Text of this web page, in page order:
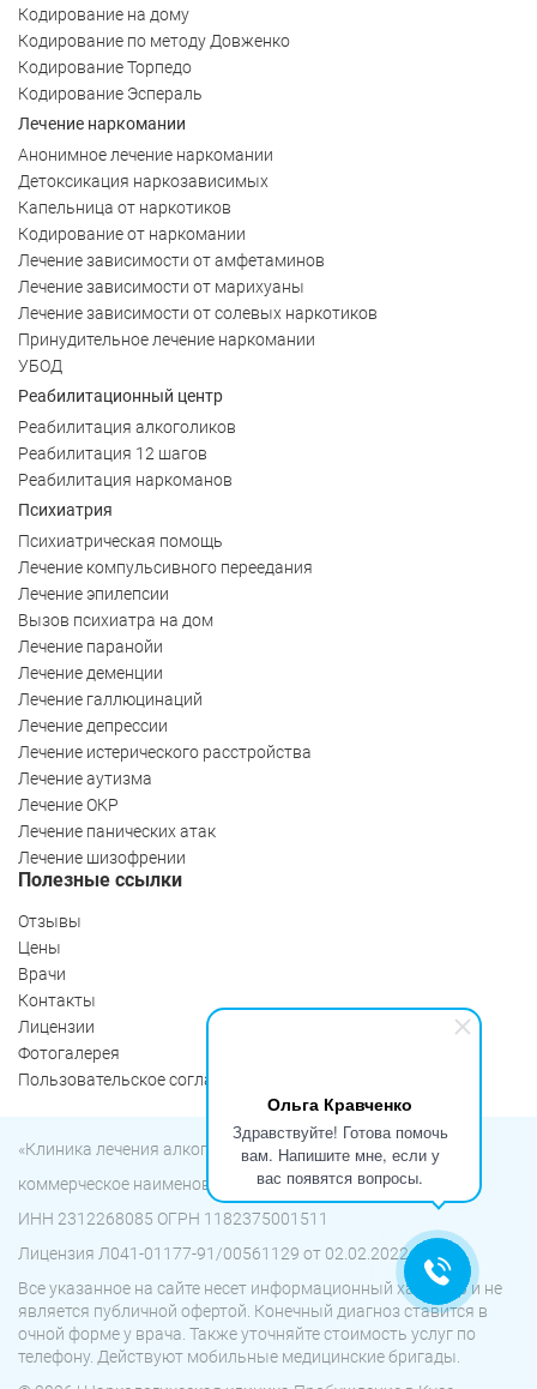
Ольга Кравченко
Здравствуйте! Готова помочь
вам. Напишите мне, если у
вас появятся вопросы.
Кодирование на дому
Кодирование по методу Довженко
Кодирование Торпедо
Кодирование Эспераль
Лечение наркомании
Анонимное лечение наркомании
Детоксикация наркозависимых
Капельница от наркотиков
Кодирование от наркомании
Лечение зависимости от амфетаминов
Лечение зависимости от марихуаны
Лечение зависимости от солевых наркотиков
Принудительное лечение наркомании
УБОД
Реабилитационный центр
Реабилитация алкоголиков
Реабилитация 12 шагов
Реабилитация наркоманов
Психиатрия
Психиатрическая помощь
Лечение компульсивного переедания
Лечение эпилепсии
Вызов психиатра на дом
Лечение паранойи
Лечение деменции
Лечение галлюцинаций
Лечение депрессии
Лечение истерического расстройства
Лечение аутизма
Лечение ОКР
Лечение панических атак
Лечение шизофрении
Полезные ссылки
Отзывы
Цены
Врачи
Контакты
Лицензии
Фотогалерея
Пользовательское соглашение
«Клиника лечения алкоголизма «Пробуждение»
коммерческое наименование ООО «Детокс»
ИНН 2312268085 ОГРН 1182375001511
Лицензия Л041-01177-91/00561129 от 02.02.2022 г.
Все указанное на сайте несет информационный характер и не
является публичной офертой. Конечный диагноз ставится в
очной форме у врача. Также уточняйте стоимость услуг по
телефону. Действуют мобильные медицинские бригады.